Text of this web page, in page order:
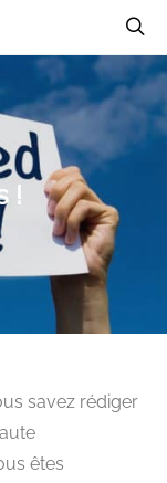
!
savez rédiger
êtes